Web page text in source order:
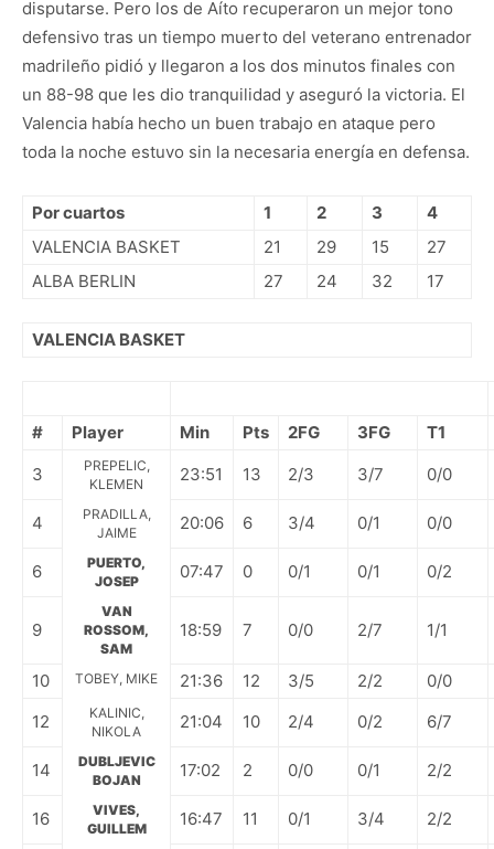
disputarse. Pero los de Aíto recuperaron un mejor tono
defensivo tras un tiempo muerto del veterano entrenador
madrileño pidió y llegaron a los dos minutos finales con
un 88-98 que les dio tranquilidad y aseguró la victoria. El
Valencia había hecho un buen trabajo en ataque pero
toda la noche estuvo sin la necesaria energía en defensa.
Por cuartos 1 2 3
4
VALENCIA BASKET
21 29 15
27
ALBA BERLIN
27 24 32 17
VALENCIA BASKET
# Player Min Pts 2FG 3FG
T1
3
PREPELIC,
KLEMEN
23:51 13 2/3 3/7 0/0
4
PRADILLA,
JAIME
20:06 6 3/4 0/1 0/0
6
PUERTO,
JOSEP
07:47 0 0/1 0/1 0/2
9
VAN
ROSSOM,
SAM
18:59 7 0/0 2/7 1/1
10 TOBEY, MIKE 21:36 12 3/5 2/2
0/0
12
KALINIC,
NIKOLA
21:04 10 2/4 0/2 6/7
14
DUBLJEVIC
BOJAN
17:02 2 0/0 0/1 2/2
16
VIVES,
GUILLEM
16:47 11 0/1 3/4 2/2